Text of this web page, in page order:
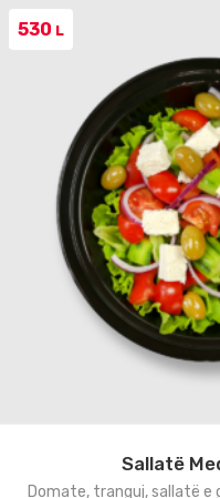
Sallatë
Domate, tranguj, sallatë e
530 L